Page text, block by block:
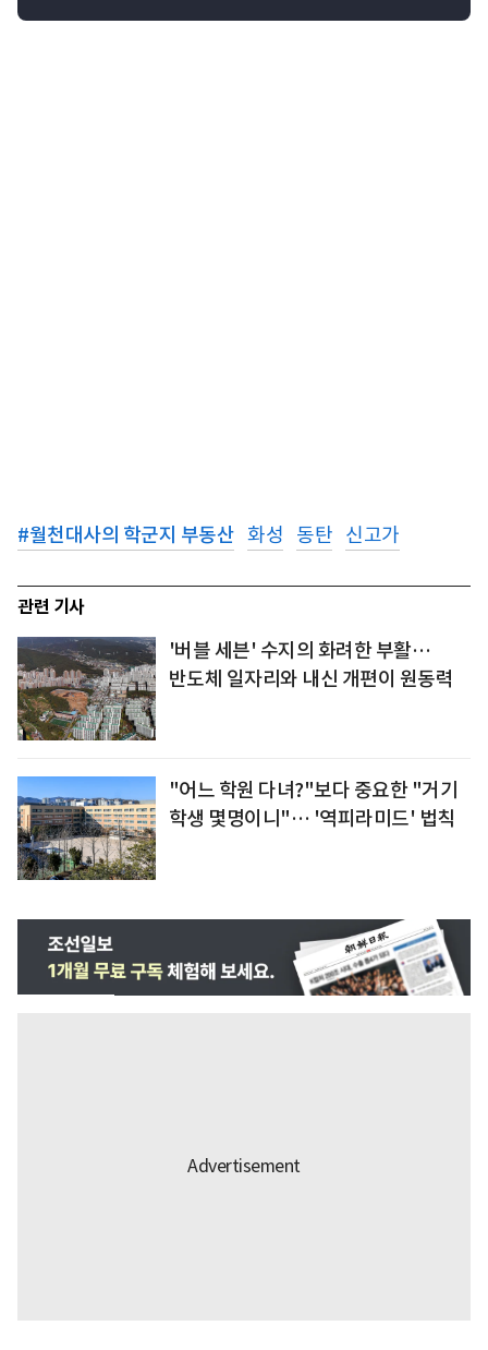
#월천대사의 학군지 부동산 화성 동탄 신고가
관련 기사
'버블 세븐' 수지의 화려한 부활…
반도체 일자리와 내신 개편이 원동력
"어느 학원 다녀?"보다 중요한 "거기
학생 몇명이니"… '역피라미드' 법칙